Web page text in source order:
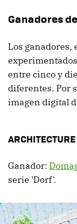
Ganadores
Los ganadores,
entre cinco y
diferentes. Por
imagen digital
Ganador:
serie 'Dorf'.